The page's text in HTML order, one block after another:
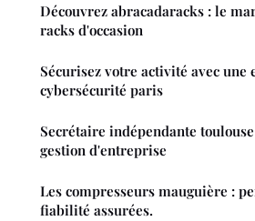
Découvrez abracadaracks : le
racks d'occasion
Sécurisez votre activité avec une
cybersécurité paris
Secrétaire indépendante
gestion d'entreprise
Les compresseurs mauguière :
fiabilité assurées.